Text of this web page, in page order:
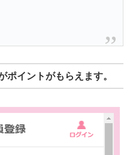
ポイントがもらえます。